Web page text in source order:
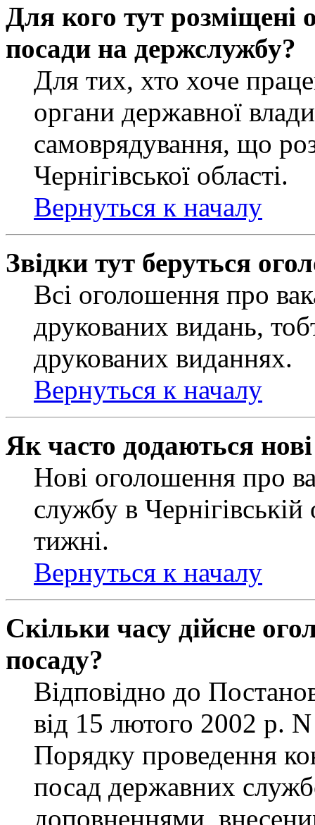
Для кого тут розміщені
посади на держслужбу?
Для тих, хто хоче
органи державної
самоврядування, що
Чернігівської області.
Вернуться к началу
Звідки тут беруться
Всі оголошення про
друкованих видань,
друкованих виданнях.
Вернуться к началу
Як часто додаються
Нові оголошення про
службу в
тижні.
Вернуться к началу
Скільки часу дійсне
посаду?
Відповідно до
від 15 лютого 2002 р.
Порядку проведення
посад державних
доповненнями,